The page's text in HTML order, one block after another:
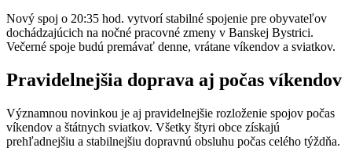
Nový spoj o 20:35 hod. vytvorí stabilné spojenie pre obyvateľov
dochádzajúcich na nočné pracovné zmeny v Banskej Bystrici.
Večerné spoje budú premávať denne, vrátane víkendov a sviatkov.
Pravidelnejšia doprava aj počas víkendov
Významnou novinkou je aj pravidelnejšie rozloženie spojov počas
víkendov a štátnych sviatkov. Všetky štyri obce získajú
prehľadnejšiu a stabilnejšiu dopravnú obsluhu počas celého týždňa.